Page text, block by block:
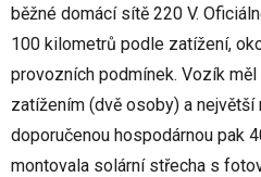
běžné domácí sítě 220 V.
100 kilometrů podle zatížení,
provozních podmínek. Vozík
zatížením (dvě osoby) a
doporučenou hospodárnou pak
montovala solární střecha s